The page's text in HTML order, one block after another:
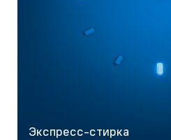
Экспресс-стирка